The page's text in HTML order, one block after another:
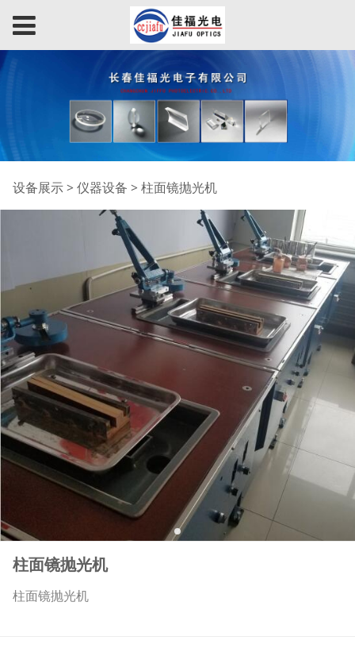
柱面镜抛光机
设备展示> 仪器设备 > 柱面镜抛光机
柱面镜抛光机
柱面镜抛光机